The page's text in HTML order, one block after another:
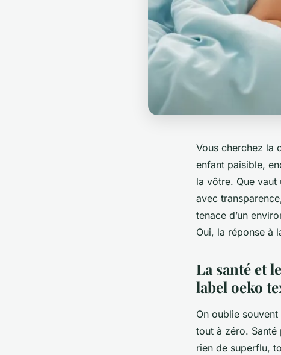
Vous cherchez la
enfant paisible,
la vôtre. Que vaut
avec
tenace d’un
Oui, la réponse à
La santé et
label oeko
On oublie
tout à zéro. Santé
rien de superflu,